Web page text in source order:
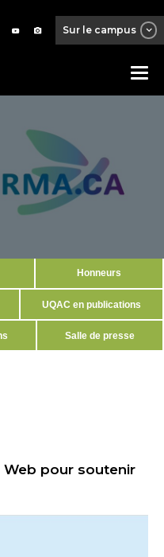
Sur le campus
Honneurs
UQAC en publications
Salle de presse
pour soutenir